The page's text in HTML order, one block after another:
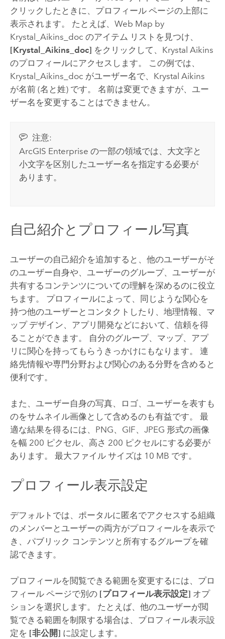
クリックしたときに、プロフィール ページの上部に
表示されます。 たとえば、Web Map by
Krystal_Aikins_doc のアイテム リストを見つけ、
[Krystal_Aikins_doc] をクリックして、Krystal Aikins
のプロフィールにアクセスします。 この例では、
Krystal_Aikins_doc がユーザー名で、Krystal Aikins
が名前 (名と姓) です。 名前は変更できますが、ユー
ザー名を変更することはできません。
注意:
ArcGIS Enterprise の一部の領域では、大文字と
小文字を区別したユーザー名を指定する必要が
あります。
自己紹介とプロフィール写真
ユーザーの自己紹介を追加すると、他のユーザーがそ
のユーザー自身や、ユーザーのグループ、ユーザーが
共有するコンテンツについての理解を深めるのに役立
ちます。 プロフィールによって、同じような関心を
持つ他のユーザーとコンタクトしたり、地理情報、マ
ップ デザイン、アプリ開発などにおいて、信頼を得
ることができます。 自分のグループ、マップ、アプ
リに関心を持ってもらうきっかけにもなります。 連
絡先情報や専門分野および関心のある分野を含めると
便利です。
また、ユーザー自身の写真、ロゴ、ユーザーを表すも
のをサムネイル画像として含めるのも有益です。 最
適な結果を得るには、PNG、GIF、JPEG 形式の画像
を幅 200 ピクセル、高さ 200 ピクセルにする必要が
あります。 最大ファイル サイズは 10 MB です。
プロフィール表示設定
デフォルトでは、ポータルに匿名でアクセスする組織
のメンバーとユーザーの両方がプロフィールを表示で
き、パブリック コンテンツと所有するグループを確
認できます。
プロフィールを閲覧できる範囲を変更するには、プロ
フィール ページで別の [プロフィール表示設定] オプ
ションを選択します。 たとえば、他のユーザーが閲
覧できる範囲を制限する場合は、プロフィール表示設
定を [非公開] に設定します。